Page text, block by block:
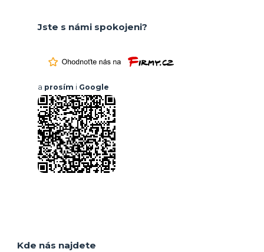
Jste s námi spokojeni?
a prosím i Google
Kde nás najdete